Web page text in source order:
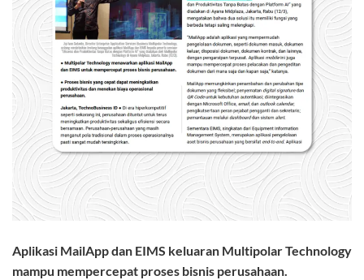
Aplikasi MailApp dan EIMS keluaran Multipolar Technology
mampu mempercepat proses bisnis perusahaan.